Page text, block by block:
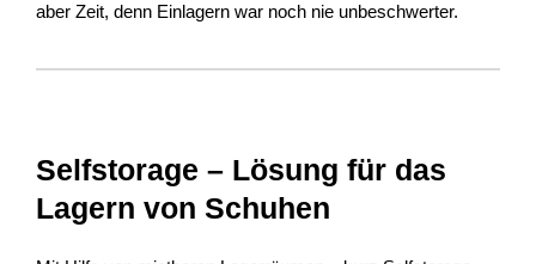
aber Zeit, denn Einlagern war noch nie unbeschwerter.
Selfstorage – Lösung für das
Lagern von Schuhen